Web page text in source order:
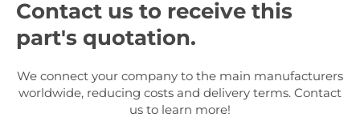
Contact us to receive this
part's quotation.
We connect your company to the main manufacturers
worldwide, reducing costs and delivery terms. Contact
us to learn more!